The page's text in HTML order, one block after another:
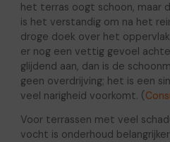
het terras oogt schoon, maar
is het verstandig om na het
droge doek over het
er nog een vettig gevoel
glijdend aan, dan is de
geen overdrijving; het is een
veel narigheid voorkomt. (
Voor terrassen met veel
vocht is onderhoud